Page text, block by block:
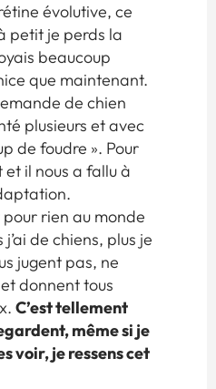
évolutive, ce
petit je perds la
beaucoup
que maintenant.
de chien
plusieurs et avec
de foudre ». Pour
il nous a fallu à
pour rien au monde
j’ai de chiens, plus je
jugent pas, ne
donnent tous
C’est tellement
même si je
voir, je ressens cet